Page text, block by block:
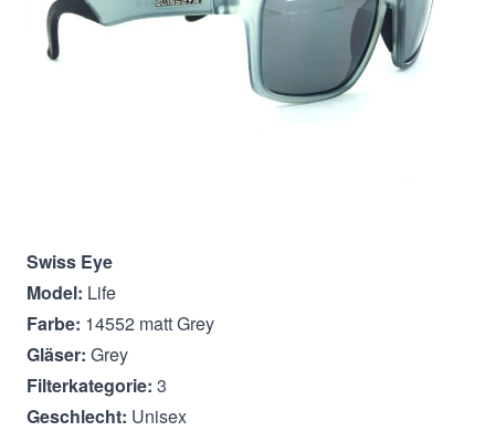
Swiss Eye
Model: Life
Farbe: 14552 matt Grey
Gläser: Grey
Filterkategorie: 3
Geschlecht: Unisex